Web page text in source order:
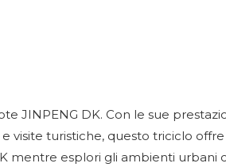
JINPENG DK. Con le sue
turistiche, questo triciclo
mentre esplori gli ambienti urbani